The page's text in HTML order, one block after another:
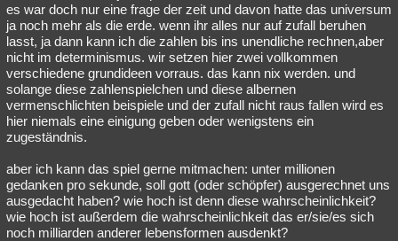
es war doch nur eine frage der zeit und davon hatte das universum
ja noch mehr als die erde. wenn ihr alles nur auf zufall beruhen
lasst, ja dann kann ich die zahlen bis ins unendliche rechnen,aber
nicht im determinismus. wir setzen hier zwei vollkommen
verschiedene grundideen vorraus. das kann nix werden. und
solange diese zahlenspielchen und diese albernen
vermenschlichten beispiele und der zufall nicht raus fallen wird es
hier niemals eine einigung geben oder wenigstens ein
zugeständnis.
aber ich kann das spiel gerne mitmachen: unter millionen
gedanken pro sekunde, soll gott (oder schöpfer) ausgerechnet uns
ausgedacht haben? wie hoch ist denn diese wahrscheinlichkeit?
wie hoch ist außerdem die wahrscheinlichkeit das er/sie/es sich
noch milliarden anderer lebensformen ausdenkt?